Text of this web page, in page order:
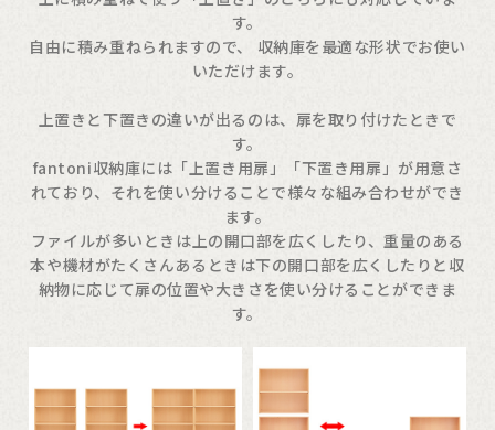
す。
自由に積み重ねられますので、 収納庫を最適な形状でお使い
いただけます。
上置きと下置きの違いが出るのは、扉を取り付けたときで
す。
fantoni収納庫には「上置き用扉」「下置き用扉」が用意さ
れており、それを使い分けることで様々な組み合わせができ
ます。
ファイルが多いときは上の開口部を広くしたり、重量のある
本や機材がたくさんあるときは下の開口部を広くしたりと収
納物に応じて扉の位置や大きさを使い分けることができま
す。